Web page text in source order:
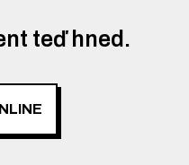
teď hned.